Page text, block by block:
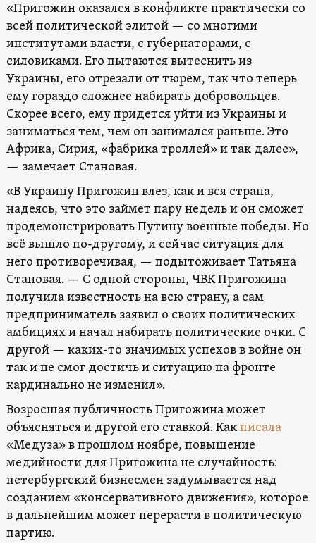
«Пригожин оказался в конфликте практически со
всей политической элитой — со многими
институтами власти, с губернаторами, с
силовиками. Его пытаются вытеснить из
Украины, его отрезали от тюрем, так что теперь
ему гораздо сложнее набирать добровольцев.
Скорее всего, ему придется уйти из Украины и
заниматься тем, чем он занимался раньше. Это
Африка, Сирия, «фабрика троллей» и так далее»,
— замечает Становая.
«В Украину Пригожин влез, как и вся страна,
надеясь, что это займет пару недель и он сможет
продемонстрировать Путину военные победы. Но
всё вышло по-другому, и сейчас ситуация для
него противоречивая, — подытоживает Татьяна
Становая. — С одной стороны, ЧВК Пригожина
получила известность на всю страну, а сам
предприниматель заявил о своих политических
амбициях и начал набирать политические очки. С
другой — каких-то значимых успехов в войне он
так и не смог достичь и ситуацию на фронте
кардинально не изменил».
Возросшая публичность Пригожина может
объясняться и другой его ставкой. Какписала
«Медуза» в прошлом ноябре, повышение
медийности для Пригожина не случайность:
петербургский бизнесмен задумывается над
созданием «консервативного движения», которое
в дальнейшим может перерасти в политическую
партию.